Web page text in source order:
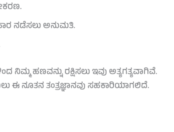
ನಡೆಸಲು ಅನುಮತಿ.
ನಿಮ್ಮ ಹಣವನ್ನು ರಕ್ಷಿಸಲು ಇವು ಅತ್ಯಗತ್ಯವಾಗಿವೆ.
ಈ ನೂತನ ತಂತ್ರಜ್ಞಾನವು ಸಹಕಾರಿಯಾಗಲಿದೆ.